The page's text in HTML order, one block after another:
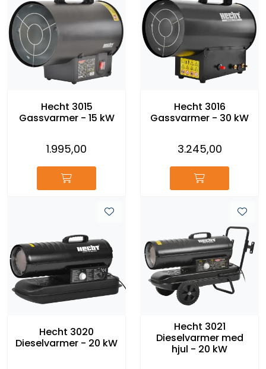
Hecht 3015
Gassvarmer - 15 kW
1.995,00
Hecht 3016
Gassvarmer - 30 kW
3.245,00
Hecht 3020
Dieselvarmer - 20 kW
Hecht 3021
Dieselvarmer med
hjul - 20 kW